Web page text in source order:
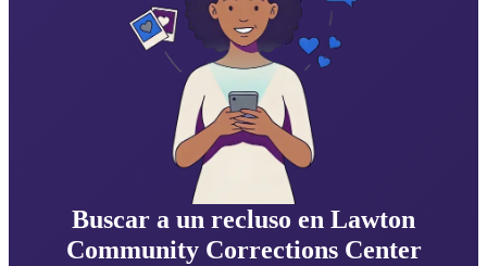
Buscar a un recluso en Lawton
Community Corrections Center